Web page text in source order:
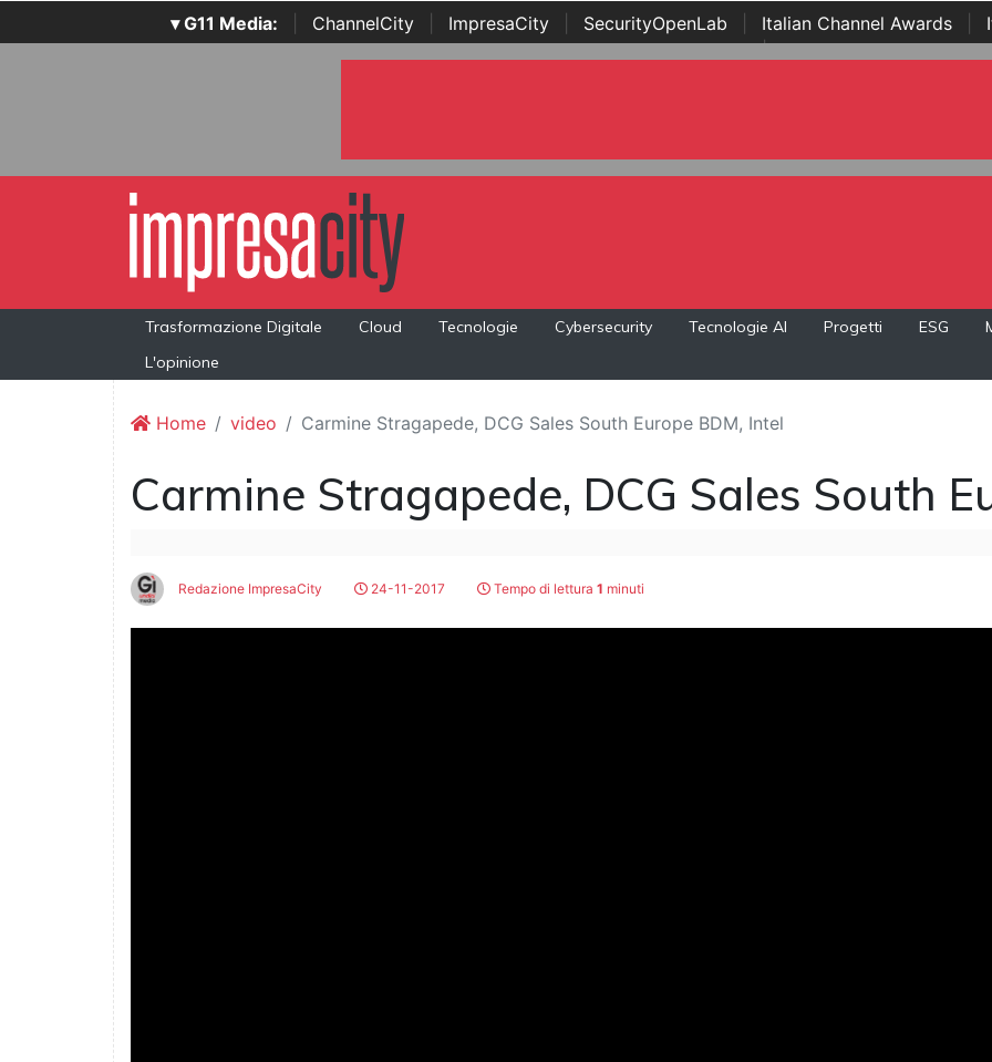
▾ G11 Media: ChannelCity ImpresaCity SecurityOpenLab Italian Channel Awards
Awards | ...
Trasformazione Digitale Cloud Tecnologie Cybersecurity Tecnologie AI Progetti ESG
L'opinione
Home video Carmine Stragapede, DCG Sales South Europe BDM, Intel
Carmine Stragapede, DCG Sales South
Redazione ImpresaCity 24-11-2017 Tempo di lettura 1 minuti